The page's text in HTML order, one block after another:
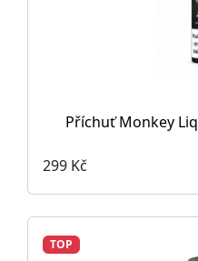
Příchuť Monkey
299 Kč
TOP